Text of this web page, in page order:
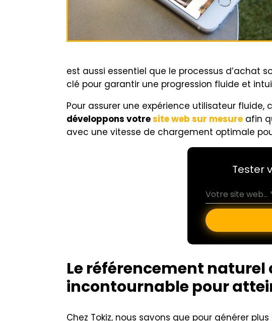
est aussi essentiel que le processus d’achat
clé pour garantir une progression fluide et
Pour assurer une expérience utilisateur fluide,
développons votresite web sur mesure afin
avec une vitesse de chargement optimale
Tester
Le référencement
incontournable pour
Chez Tokiz, nous savons que pour générer